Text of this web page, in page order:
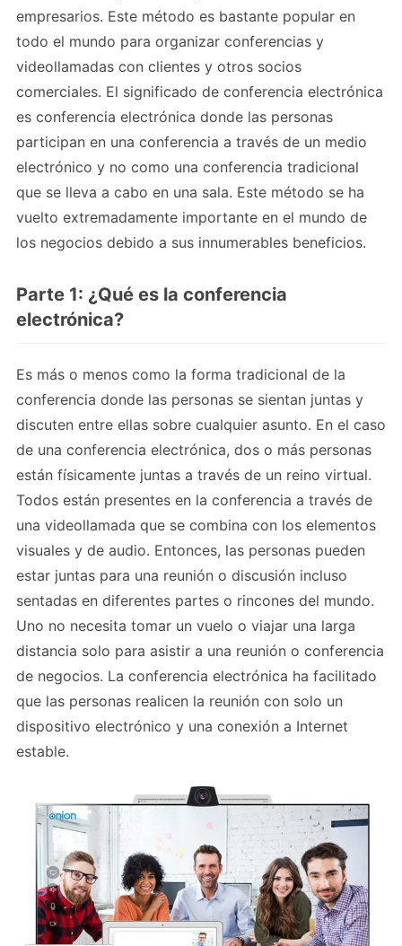
empresarios. Este método es bastante popular en
todo el mundo para organizar conferencias y
videollamadas con clientes y otros socios
comerciales. El significado de conferencia electrónica
es conferencia electrónica donde las personas
participan en una conferencia a través de un medio
electrónico y no como una conferencia tradicional
que se lleva a cabo en una sala. Este método se ha
vuelto extremadamente importante en el mundo de
los negocios debido a sus innumerables beneficios.
Parte 1: ¿Qué es la conferencia
electrónica?
Es más o menos como la forma tradicional de la
conferencia donde las personas se sientan juntas y
discuten entre ellas sobre cualquier asunto. En el caso
de una conferencia electrónica, dos o más personas
están físicamente juntas a través de un reino virtual.
Todos están presentes en la conferencia a través de
una videollamada que se combina con los elementos
visuales y de audio. Entonces, las personas pueden
estar juntas para una reunión o discusión incluso
sentadas en diferentes partes o rincones del mundo.
Uno no necesita tomar un vuelo o viajar una larga
distancia solo para asistir a una reunión o conferencia
de negocios. La conferencia electrónica ha facilitado
que las personas realicen la reunión con solo un
dispositivo electrónico y una conexión a Internet
estable.